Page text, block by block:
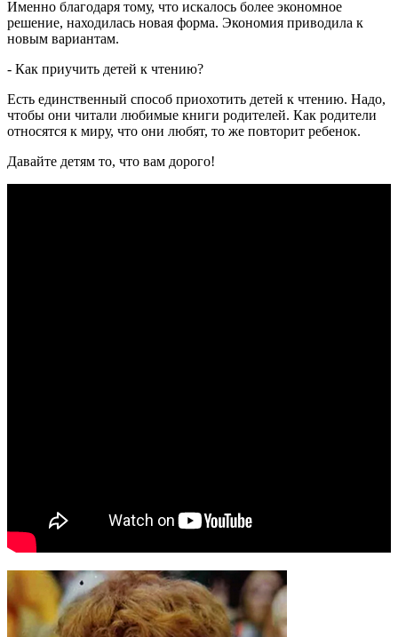
Именно благодаря тому, что искалось более экономное
решение, находилась новая форма. Экономия приводила к
новым вариантам.
- Как приучить детей к чтению?
Есть единственный способ приохотить детей к чтению. Надо,
чтобы они читали любимые книги родителей. Как родители
относятся к миру, что они любят, то же повторит ребенок.
Давайте детям то, что вам дорого!